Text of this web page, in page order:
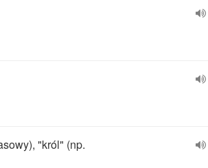
"król" (np.